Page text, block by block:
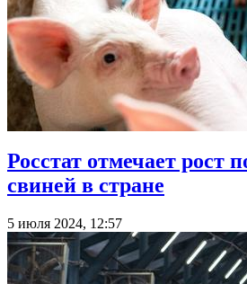
Росстат отмечает рост
свиней в стране
5 июля 2024, 12:57